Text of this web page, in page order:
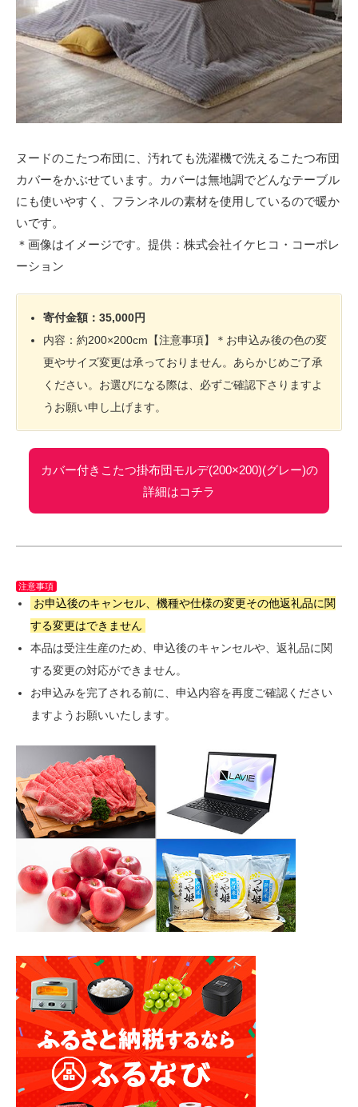
ヌードのこたつ布団に、汚れても洗濯機で洗えるこたつ布団
カバーをかぶせています。カバーは無地調でどんなテーブル
にも使いやすく、フランネルの素材を使用しているので暖か
いです。
＊画像はイメージです。提供：株式会社イケヒコ・コーポレ
ーション
寄付金額：35,000円
内容：約200×200cm【注意事項】＊お申込み後の色の変
更やサイズ変更は承っておりません。あらかじめご了承
ください。お選びになる際は、必ずご確認下さりますよ
うお願い申し上げます。
カバー付きこたつ掛布団モルデ(200×200)(グレー)の
詳細はコチラ
注意事項
お申込後のキャンセル、機種や仕様の変更その他返礼品に関
する変更はできません
本品は受注生産のため、申込後のキャンセルや、返礼品に関
する変更の対応ができません。
お申込みを完了される前に、申込内容を再度ご確認ください
ますようお願いいたします。